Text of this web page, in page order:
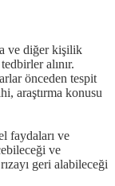
ve diğer kişilik
alınır.
önceden tespit
araştırma konusu
faydaları ve
ve
geri alabileceği